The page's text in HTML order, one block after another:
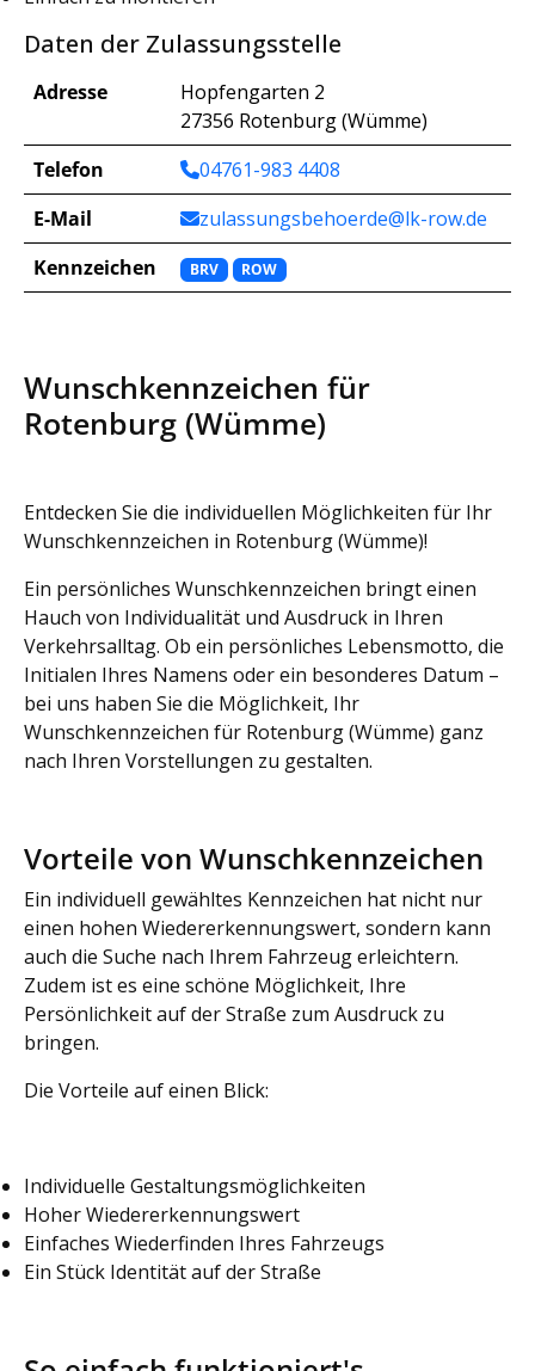
Daten der Zulassungsstelle
Adresse
Hopfengarten 2
27356 Rotenburg (Wümme)
Telefon
04761-983 4408
E-Mail
zulassungsbehoerde@lk-row.de
Kennzeichen
BRV ROW
Wunschkennzeichen für
Rotenburg (Wümme)
Entdecken Sie die individuellen Möglichkeiten für Ihr
Wunschkennzeichen in Rotenburg (Wümme)!
Ein persönliches Wunschkennzeichen bringt einen
Hauch von Individualität und Ausdruck in Ihren
Verkehrsalltag. Ob ein persönliches Lebensmotto, die
Initialen Ihres Namens oder ein besonderes Datum –
bei uns haben Sie die Möglichkeit, Ihr
Wunschkennzeichen für Rotenburg (Wümme) ganz
nach Ihren Vorstellungen zu gestalten.
Vorteile von Wunschkennzeichen
Ein individuell gewähltes Kennzeichen hat nicht nur
einen hohen Wiedererkennungswert, sondern kann
auch die Suche nach Ihrem Fahrzeug erleichtern.
Zudem ist es eine schöne Möglichkeit, Ihre
Persönlichkeit auf der Straße zum Ausdruck zu
bringen.
Die Vorteile auf einen Blick:
Individuelle Gestaltungsmöglichkeiten
Hoher Wiedererkennungswert
Einfaches Wiederfinden Ihres Fahrzeugs
Ein Stück Identität auf der Straße